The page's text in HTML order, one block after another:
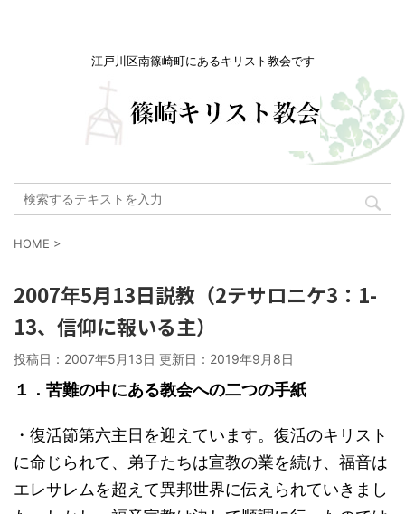
江戸川区南篠崎町にあるキリスト教会です
HOME >
2007年5月13日説教（2テサロニケ3：1-
13、信仰に報いる主）
投稿日：2007年5月13日 更新日： 2019年9月8日
１．苦難の中にある教会への二つの手紙
・復活節第六主日を迎えています。復活のキリスト
に命じられて、弟子たちは宣教の業を続け、福音は
エレサレムを超えて異邦世界に伝えられていきまし